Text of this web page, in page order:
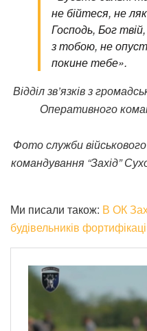
не бійтеся, не
Господь, Бог
з тобою, не
покине тебе».
Відділ зв’язків з
Оперативного
Фото служби
командування “Захід”
Ми писали також: В ОК
будівельників